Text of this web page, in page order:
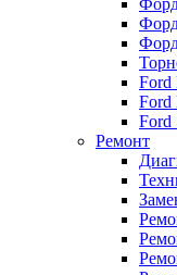
Ford
Ford
Ford
Ремонт